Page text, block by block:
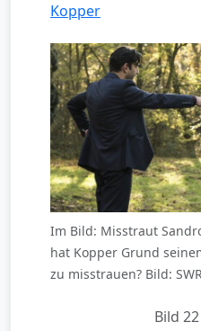
Kopper
Im Bild: Misstraut
hat Kopper Grund
zu misstrauen? Bild:
Bild